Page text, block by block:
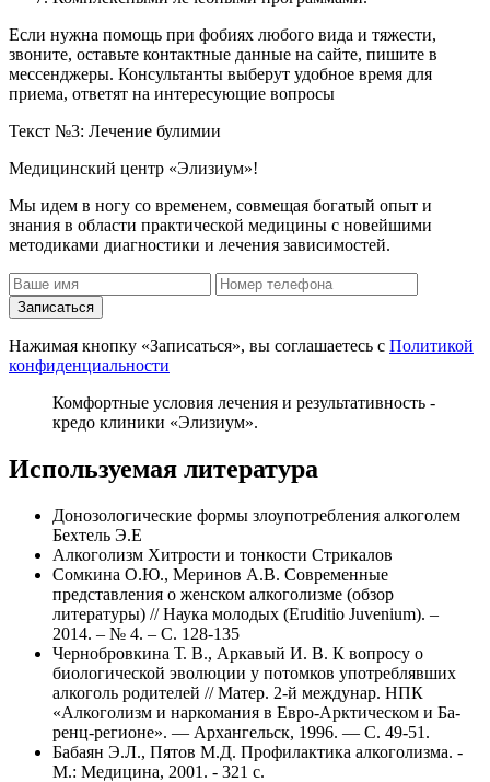
Если нужна помощь при фобиях любого вида и тяжести,
звоните, оставьте контактные данные на сайте, пишите в
мессенджеры. Консультанты выберут удобное время для
приема, ответят на интересующие вопросы
Текст №3: Лечение булимии
Медицинский центр «Элизиум»!
Мы идем в ногу со временем, совмещая богатый опыт и
знания в области практической медицины с новейшими
методиками диагностики и лечения зависимостей.
Записаться
Нажимая кнопку «Записаться», вы соглашаетесь с Политикой
конфиденциальности
Комфортные условия лечения и результативность -
кредо клиники «Элизиум».
Используемая литература
Донозологические формы злоупотребления алкоголем
Бехтель Э.Е
Алкоголизм Хитрости и тонкости Стрикалов
Сомкина О.Ю., Меринов А.В. Современные
представления о женском алкоголизме (обзор
литературы) // Наука молодых (Eruditio Juvenium). –
2014. – № 4. – С. 128-135
Чернобровкина Т. В., Аркавый И. В. К вопросу о
биологической эволюции у потомков употреблявших
алкоголь родителей // Матер. 2-й междунар. НПК
«Алкоголизм и наркомания в Евро-Арктическом и Ба-
ренц-регионе». — Архангельск, 1996. — С. 49-51.
Бабаян Э.Л., Пятов М.Д. Профилактика алкоголизма. -
М.: Медицина, 2001. - 321 с.